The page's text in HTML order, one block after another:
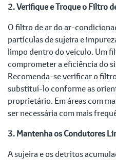
2. Verifique e Troque o Filtro
O filtro de ar do ar-
partículas de sujeira e
limpo dentro do veículo. Um
comprometer a eficiência do
Recomenda-se verificar o
substituí-lo conforme as
proprietário. Em áreas com
ser necessária com mais
3. Mantenha os Condutores
A sujeira e os detritos